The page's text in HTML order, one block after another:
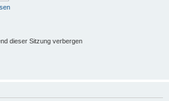
dieser Sitzung verbergen